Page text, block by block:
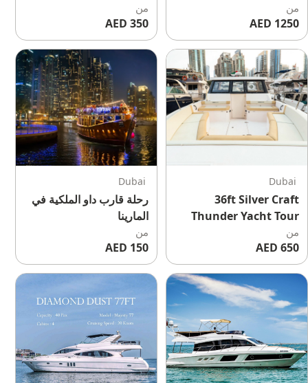
نقل مجاني، مشروبات
كحولية وغير كحولية غير
محدودة
من
1250 AED
رأس الخيمة
من
350 AED
Dubai
36ft Silver Craft
Thunder Yacht Tour
Dubai | Private
Luxury Boat Cruise
Experience
من
650 AED
Dubai
رحلة قارب داو الملكية في
المارينا
من
150 AED